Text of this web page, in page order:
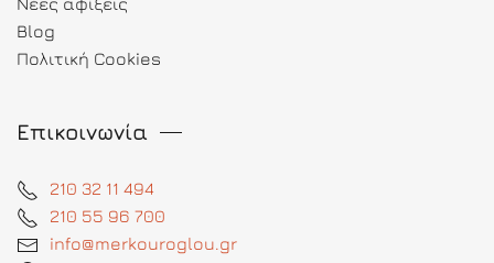
Blog
Πολιτική Cookies
Επικοινωνία
210 32 11 494
210 55 96 700
info@merkouroglou.gr